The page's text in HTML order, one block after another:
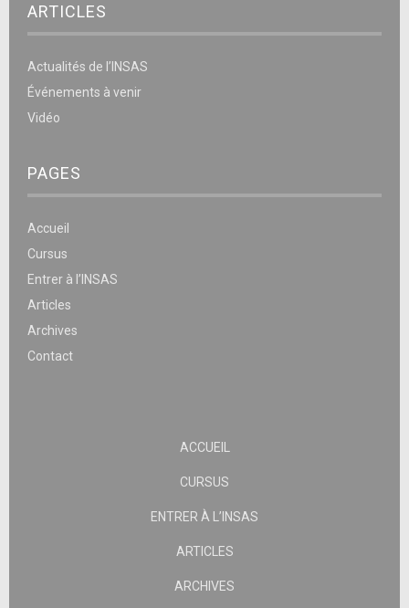
ARTICLES
Actualités de l’INSAS
Événements à venir
Vidéo
PAGES
Accueil
Cursus
Entrer à l’INSAS
Articles
Archives
Contact
ACCUEIL
CURSUS
ENTRER À L’INSAS
ARTICLES
ARCHIVES